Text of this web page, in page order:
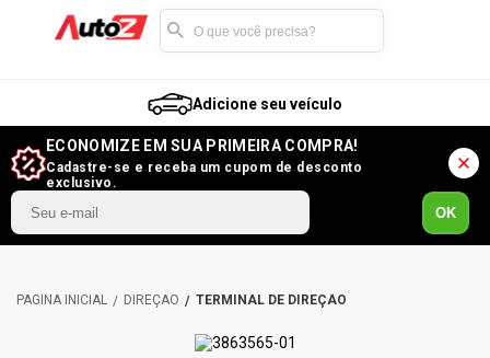
Adicione seu veículo
ECONOMIZE EM SUA PRIMEIRA COMPRA!
Cadastre-se e receba um cupom de desconto
exclusivo.
OK
DIREÇÃO TERMINAL DE DIREÇÃO